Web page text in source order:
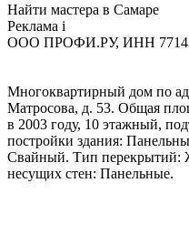
Найти мастера в Самаре
Реклама i
ООО ПРОФИ.РУ, ИНН
Многоквартирный дом по
Матросова, д. 53. Общая
в 2003 году, 10 этажный,
постройки здания:
Свайный. Тип перекрытий:
несущих стен: Панельные.